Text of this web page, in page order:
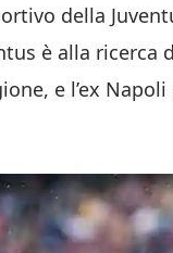
della
è alla
e l’ex